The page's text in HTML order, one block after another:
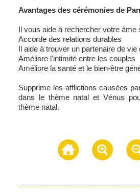
Avantages des cérémonies de
Il vous aide à rechercher votre âme
Accorde des relations durables
Il aide à trouver un partenaire de vie
Améliore l'intimité entre les couples
Améliore la santé et le bien-être
Supprime les afflictions causées
dans le thème natal et Vénus
thème natal.